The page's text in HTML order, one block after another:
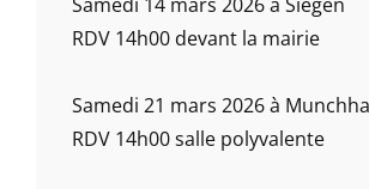
RDV 14h00 devant la mairie
Samedi 21 mars 2026 à
RDV 14h00 salle polyvalente